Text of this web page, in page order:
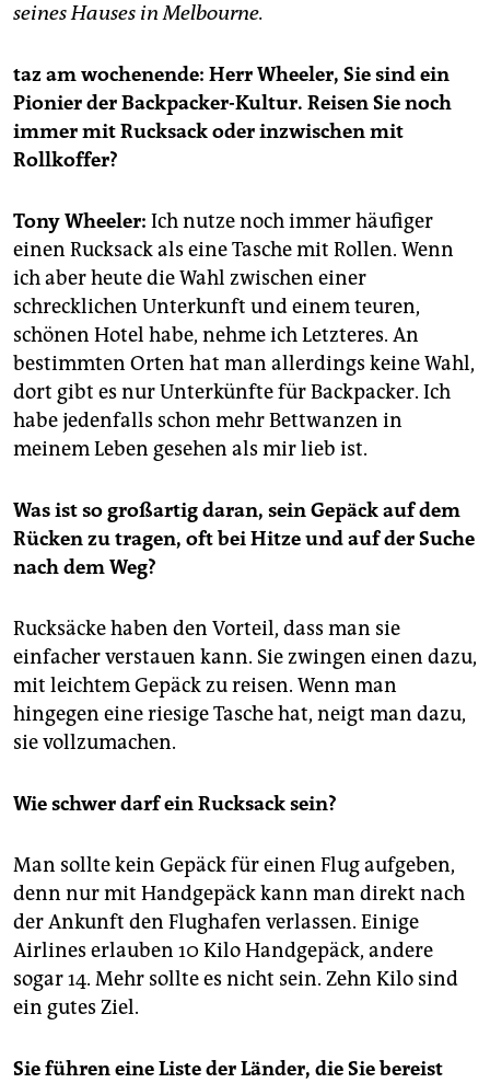
seines Hauses in Melbourne.
taz am wochenende: Herr Wheeler, Sie sind ein
Pionier der Backpacker-Kultur. Reisen Sie noch
immer mit Rucksack oder inzwischen mit
Rollkoffer?
Tony Wheeler: Ich nutze noch immer häufiger
einen Rucksack als eine Tasche mit Rollen. Wenn
ich aber heute die Wahl zwischen einer
schrecklichen Unterkunft und einem teuren,
schönen Hotel habe, nehme ich Letzteres. An
bestimmten Orten hat man allerdings keine Wahl,
dort gibt es nur Unterkünfte für Backpacker. Ich
habe jedenfalls schon mehr Bettwanzen in
meinem Leben gesehen als mir lieb ist.
Was ist so großartig daran, sein Gepäck auf dem
Rücken zu tragen, oft bei Hitze und auf der Suche
nach dem Weg?
Rucksäcke haben den Vorteil, dass man sie
einfacher verstauen kann. Sie zwingen einen dazu,
mit leichtem Gepäck zu reisen. Wenn man
hingegen eine riesige Tasche hat, neigt man dazu,
sie vollzumachen.
Wie schwer darf ein Rucksack sein?
Man sollte kein Gepäck für einen Flug aufgeben,
denn nur mit Handgepäck kann man direkt nach
der Ankunft den Flughafen verlassen. Einige
Airlines erlauben 10 Kilo Handgepäck, andere
sogar 14. Mehr sollte es nicht sein. Zehn Kilo sind
ein gutes Ziel.
Sie führen eine Liste der Länder, die Sie bereist